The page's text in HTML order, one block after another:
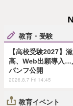
教育・受験
【高校受験2027】
高、Web出願導入…
パンフ公開
2026.8.7 Fri 14:45
教育イベント